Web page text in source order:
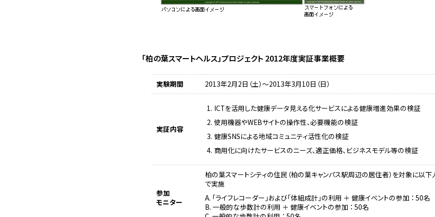
「柏の葉スマートヘルス」プロジェクト 2012年度実証事業概要
実験期間 2013年2月2日（土）～2013年3月10日（日）
実証内容
ICTを活用した健康データ見える化サービスによる健康増進効果の検証
使用機器やWEBサイトの操作性、必要機能の検証
健康SNSによる地域コミュニティ活性化の検証
商用化に向けたサービスのニーズ、適正価格、ビジネスモデル等の検証
参加
モニター
柏の葉スマートシティの住民（柏の葉キャンパス駅周辺の居住者）を対象に以
で実施
「ライフレコーダー」および「体組成計」の利用 ＋ 健康イベントの参加 ： 50名
一般的な歩数計の利用 ＋ 健康イベントの参加 ： 50名